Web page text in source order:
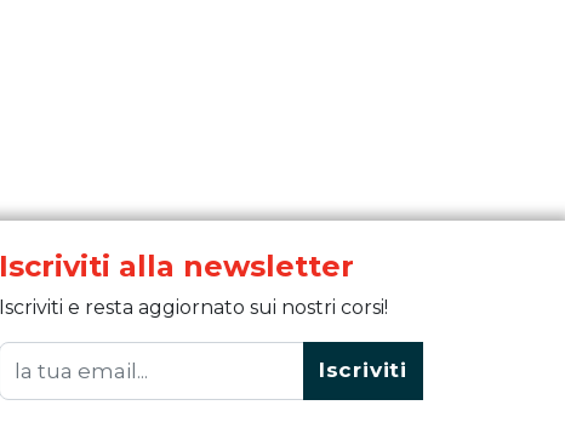
Iscriviti alla newsletter
Iscriviti e resta aggiornato sui nostri corsi!
Iscriviti